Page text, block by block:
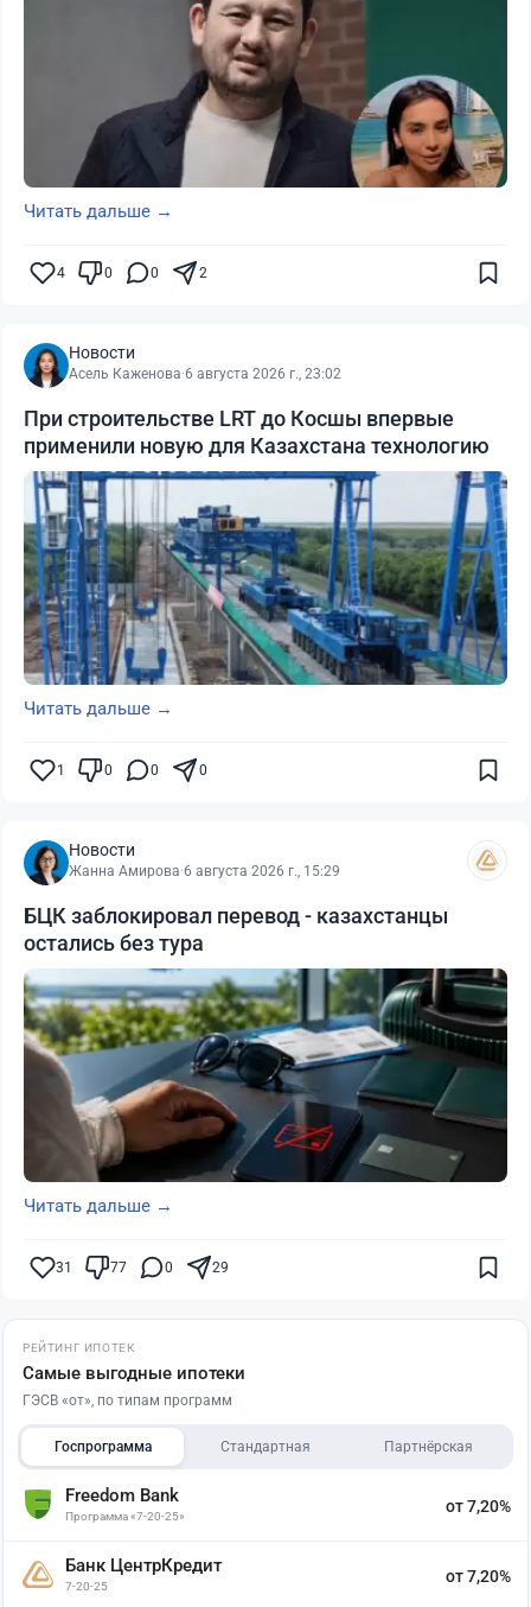
Читать дальше →
4 0 0 2
Новости
Асель Каженова·6 августа 2026 г., 23:02
При строительстве LRT до Косшы впервые
применили новую для Казахстана технологию
Читать дальше →
1 0 0 0
Новости
Жанна Амирова·6 августа 2026 г., 15:29
БЦК заблокировал перевод - казахстанцы
остались без тура
Читать дальше →
31 77 0 29
РЕЙТИНГ ИПОТЕК
Самые выгодные ипотеки
ГЭСВ «от», по типам программ
Госпрограмма Стандартная Партнёрская
Freedom Bank
Программа «7-20-25»
от 7,20%
Банк ЦентрКредит
7-20-25
от 7,20%